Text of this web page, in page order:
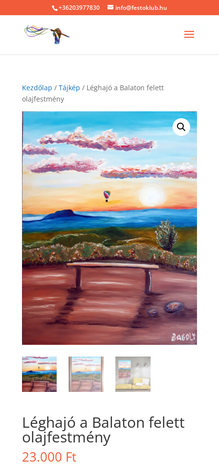
+36203977830 info@festoklub.hu
Kezdőlap / Tájkép / Léghajó a Balaton felett
olajfestmény
Léghajó a Balaton felett
olajfestmény
23.000 Ft